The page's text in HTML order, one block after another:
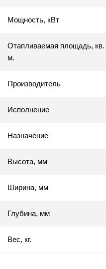
Мощность, кВт
Отапливаемая площадь, кв.
м.
Производитель
Исполнение
Назначение
Высота, мм
Ширина, мм
Глубина, мм
Вес, кг.